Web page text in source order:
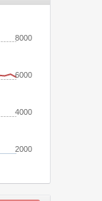
4000
6000
2000
8000